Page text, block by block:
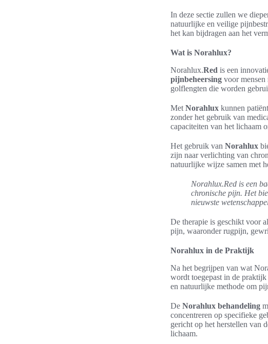
In deze sectie zullen we
natuurlijke en veilige
het kan bijdragen aan het
Wat is Norahlux?
Norahlux.Red is een
pijnbeheersing voor
golflengten die worden
Met Norahlux kunnen
zonder het gebruik van
capaciteiten van het lichaam
Het gebruik van Norahlux
zijn naar verlichting van
natuurlijke wijze samen met
Norahlux.Red is een
chronische pijn. Het
nieuwste
De therapie is geschikt voor
pijn, waaronder rugpijn,
Norahlux in de Praktijk
Na het begrijpen van wat
wordt toegepast in de
en natuurlijke methode om
De Norahlux behandeling
concentreren op specifieke
gericht op het herstellen van
lichaam.